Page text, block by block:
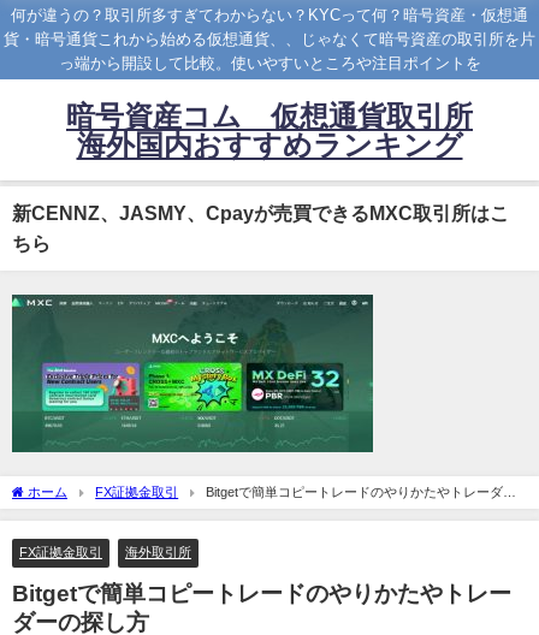
何が違うの？取引所多すぎてわからない？KYCって何？暗号資産・仮想通
貨・暗号通貨これから始める仮想通貨、、じゃなくて暗号資産の取引所を片
っ端から開設して比較。使いやすいところや注目ポイントを
暗号資産コム 仮想通貨取引所
海外国内おすすめランキング
新CENNZ、JASMY、Cpayが売買できるMXC取引所はこ
ちら
ホーム FX証拠金取引
Bitgetで簡単コピートレードのやりかたやトレーダー
の探し方
FX証拠金取引 海外取引所
Bitgetで簡単コピートレードのやりかたやトレー
ダーの探し方